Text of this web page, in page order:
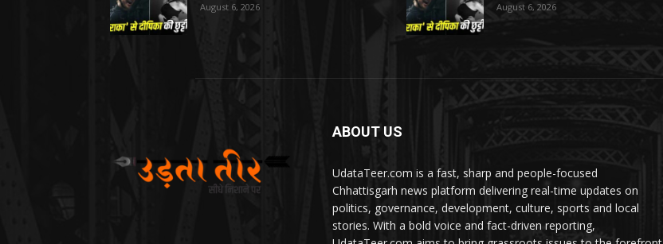
August 6, 2026 August 6, 2026
ABOUT US
UdataTeer.com is a fast, sharp and people-focused
Chhattisgarh news platform delivering real-time updates on
politics, governance, development, culture, sports and local
stories. With a bold voice and fact-driven reporting,